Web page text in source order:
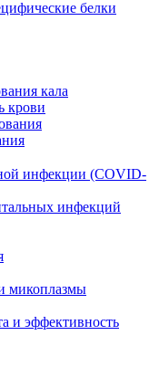
белки
кала
крови
инфекции (COVID-
инфекций
микоплазмы
и эффективность